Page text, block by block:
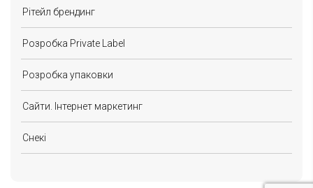
Рітейл брендинг
Розробка Private Label
Розробка упаковки
Сайти. Інтернет маркетинг
Снекі